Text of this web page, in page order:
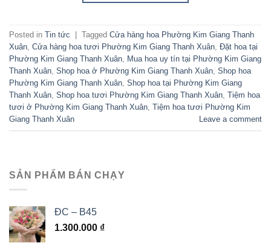
Posted in Tin tức Tagged Cửa hàng hoa Phường Kim Giang Thanh
Xuân Cửa hàng hoa tươi Phường Kim Giang Thanh Xuân Đặt hoa tại
Phường Kim Giang Thanh Xuân
Mua hoa uy tín tại Phường Kim Giang
Thanh Xuân Shop hoa ở Phường Kim Giang Thanh Xuân Shop hoa
Phường Kim Giang Thanh Xuân Shop hoa tại Phường Kim Giang
Thanh Xuân Shop hoa tươi Phường Kim Giang Thanh Xuân Tiệm hoa
tươi ở Phường Kim Giang Thanh Xuân Tiệm hoa tươi Phường Kim
Giang Thanh Xuân
Leave a comment
SẢN PHẨM BÁN CHẠY
ĐC – B45
1.300.000 ₫